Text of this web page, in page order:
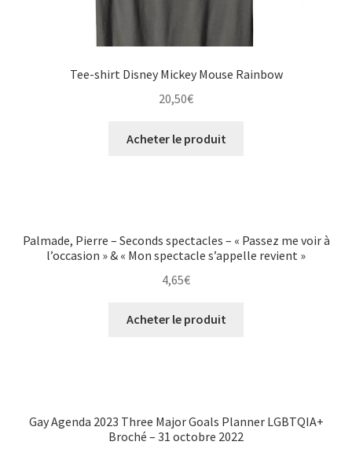
Tee-shirt Disney Mickey Mouse Rainbow
20,50€
Acheter le produit
Palmade, Pierre – Seconds spectacles – « Passez me voir à
l’occasion » & « Mon spectacle s’appelle revient »
4,65€
Acheter le produit
Gay Agenda 2023 Three Major Goals Planner LGBTQIA+
Broché – 31 octobre 2022